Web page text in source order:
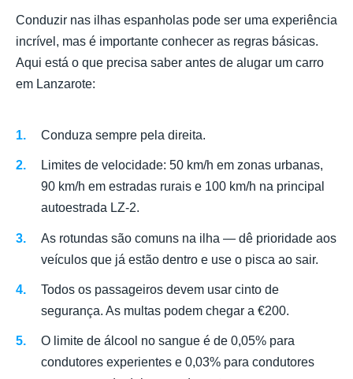
Conduzir nas ilhas espanholas pode ser uma experiência
incrível, mas é importante conhecer as regras básicas.
Aqui está o que precisa saber antes de alugar um carro
em Lanzarote:
Conduza sempre pela direita.
Limites de velocidade: 50 km/h em zonas urbanas,
90 km/h em estradas rurais e 100 km/h na principal
autoestrada LZ-2.
As rotundas são comuns na ilha — dê prioridade aos
veículos que já estão dentro e use o pisca ao sair.
Todos os passageiros devem usar cinto de
segurança. As multas podem chegar a €200.
O limite de álcool no sangue é de 0,05% para
condutores experientes e 0,03% para condutores